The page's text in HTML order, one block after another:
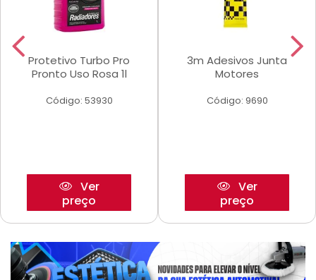
Protetivo Turbo Pro
Pronto Uso Rosa 1l
Código: 53930
Ver
preço
3m Adesivos Junta
Motores
Código: 9690
Ver
preço